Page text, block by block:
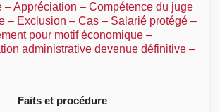
– Appréciation – Compétence du juge
– Exclusion – Cas – Salarié protégé –
pour motif économique –
administrative devenue définitive –
Faits et procédure